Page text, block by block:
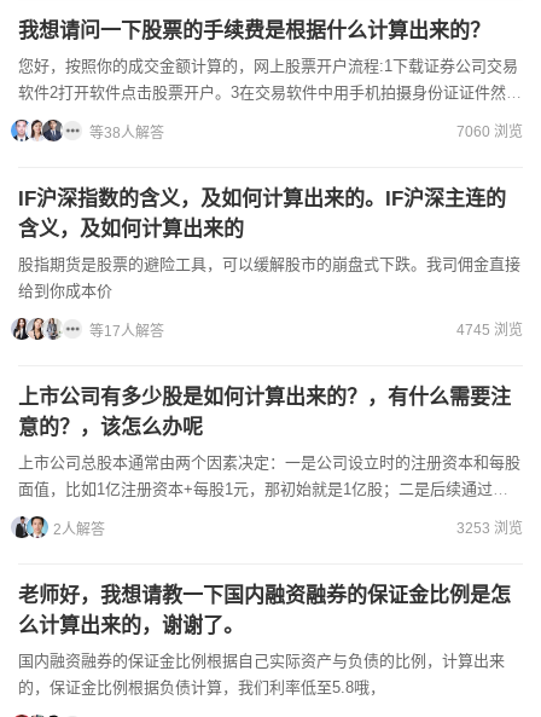
我想请问一下股票的手续费是根据什么计算出来的？
您好，按照你的成交金额计算的，网上股票开户流程:1下载证券公司交易
软件2打开软件点击股票开户。3在交易软件中用手机拍摄身份证证件然后
上传照片。4填写资料之后会有视频通话。找玉...
等38人解答 7060 浏览
IF沪深指数的含义，及如何计算出来的。IF沪深主连的
含义，及如何计算出来的
股指期货是股票的避险工具，可以缓解股市的崩盘式下跌。我司佣金直接
给到你成本价
等17人解答 4745 浏览
上市公司有多少股是如何计算出来的？，有什么需要注
意的？，该怎么办呢
上市公司总股本通常由两个因素决定：一是公司设立时的注册资本和每股
面值，比如1亿注册资本+每股1元，那初始就是1亿股；二是后续通过增
发、送股（比如10送3）、回购等操作调整股数。需要特别...
2人解答 3253 浏览
老师好，我想请教一下国内融资融券的保证金比例是怎
么计算出来的，谢谢了。
国内融资融券的保证金比例根据自己实际资产与负债的比例，计算出来
的，保证金比例根据负债计算，我们利率低至5.8哦，